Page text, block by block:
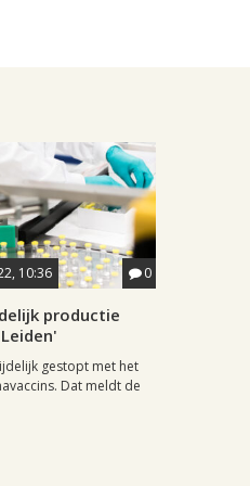
10:36 0
productie
gestopt met het
Dat meldt de